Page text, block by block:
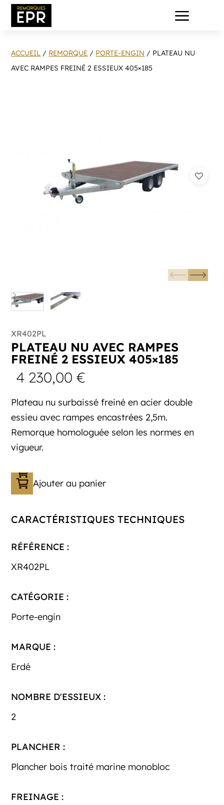
a
ACCUEIL / REMORQUE / PORTE-ENGIN / PLATEAU NU
AVEC RAMPES FREINÉ 2 ESSIEUX 405×185
XR402PL
PLATEAU NU AVEC RAMPES
FREINÉ 2 ESSIEUX 405×185
4 230,00€
Plateau nu surbaissé freiné en acier double
essieu avec rampes encastrées 2,5m.
Remorque homologuée selon les normes en
vigueur.
Ajouter au panier
CARACTÉRISTIQUES TECHNIQUES
RÉFÉRENCE :
XR402PL
CATÉGORIE :
Porte-engin
MARQUE :
Erdé
NOMBRE D'ESSIEUX :
2
PLANCHER :
Plancher bois traité marine monobloc
FREINAGE :